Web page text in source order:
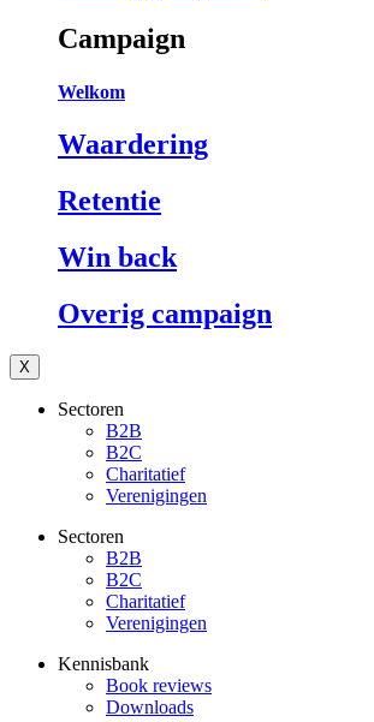
Campaign
Welkom
Waardering
Retentie
Win back
Overig campaign
X
Sectoren
B2B
B2C
Charitatief
Verenigingen
Sectoren
B2B
B2C
Charitatief
Verenigingen
Kennisbank
Book reviews
Downloads